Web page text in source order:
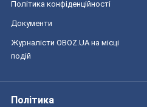
Політика конфіденційності
Документи
Журналісти OBOZ.UA на місці
подій
Політика